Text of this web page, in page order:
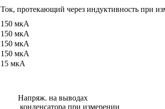
Ток, протекающий через индуктивность при
150 мкА
150 мкА
150 мкА
150 мкА
15 мкА
Напряж. на выводах
конденсатора при измерении